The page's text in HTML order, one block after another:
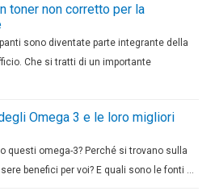
toner non corretto per la
sono diventate parte integrante della
Che si tratti di un importante
Omega 3 e le loro migliori
questi omega-3? Perché si trovano sulla
benefici per voi? E quali sono le fonti …